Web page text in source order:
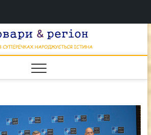
&
НАРОДЖУЄТЬСЯ